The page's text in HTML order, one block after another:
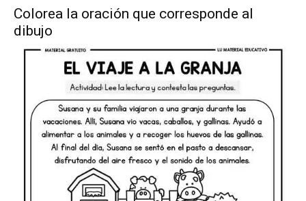
Colorea la oración que corresponde al
dibujo